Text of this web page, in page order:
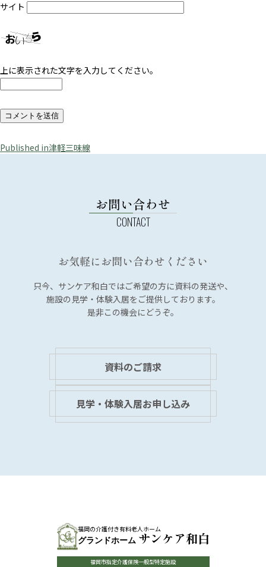
サイト
上に表示された文字を入力してください。
投
Published in津軽三味線
お問い合わせ
お気軽にお問い合わせください
只今、サンケア和白ではご希望の方に資料の発送や、
施設の見学・体験入居をご提供しております。
是非この機会にどうぞ。
資料のご請求
見学・体験入居お申し込み
福岡の介護付き有料老人ホーム
グランドホーム サンケア和白
福岡市指定介護保険一般型特定施設